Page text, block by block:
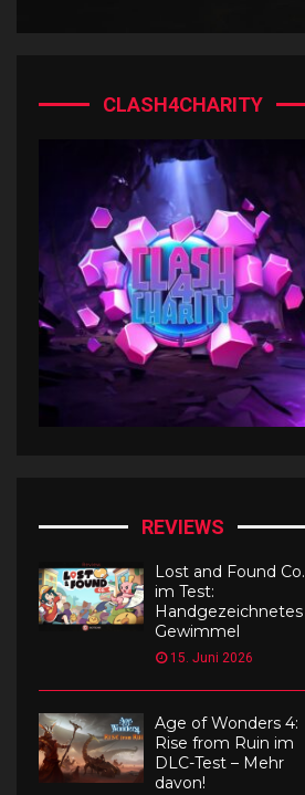
CLASH4CHARITY
REVIEWS
Lost and Found Co.
im Test:
Handgezeichnetes
Gewimmel
15. Juni 2026
Age of Wonders 4:
Rise from Ruin im
DLC-Test – Mehr
davon!